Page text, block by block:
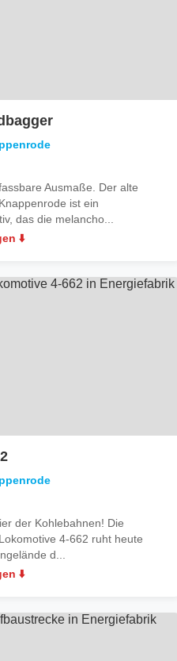
in
Ausmaße. Der alte
ist ein
das die melancho...
⬇️
in
Energiefabrik
Knappenrode
der Kohlebahnen! Die
4-662 ruht heute
d...
⬇️